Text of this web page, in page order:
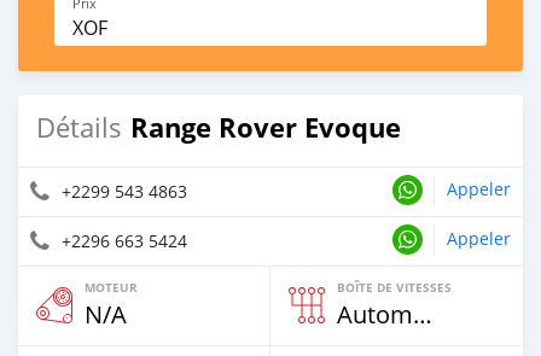
XOF
Détails Range Rover Evoque
+2299 543 4863 Appeler
+2296 663 5424 Appeler
MOTEUR
N/A
BOÎTE DE VITESSES
Automatique